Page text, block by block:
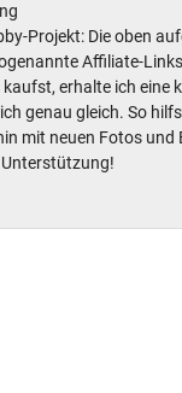
Projekt: Die oben
Affiliate-
erhalte ich eine
genau gleich. So
mit neuen Fotos und